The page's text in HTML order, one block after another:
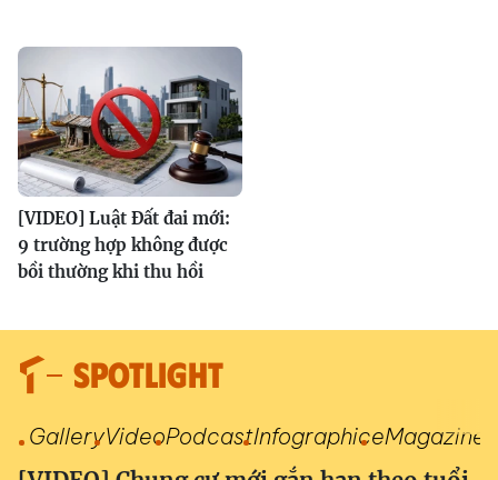
[VIDEO] Luật Đất đai mới:
9 trường hợp không được
bồi thường khi thu hồi
SPOTLIGHT
GalleryVideoPodcastInfographiceMagazine